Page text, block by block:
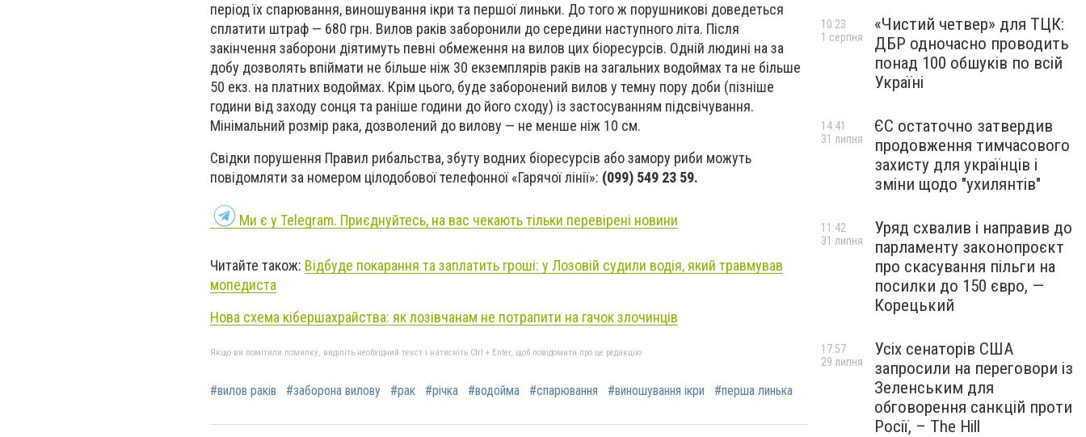
період їх спарювання, виношування ікри та першої линьки. До того ж порушникові доведеться
сплатити штраф — 680 грн. Вилов раків заборонили до середини наступного літа. Після
закінчення заборони діятимуть певні обмеження на вилов цих біоресурсів. Одній людині на за
добу дозволять впіймати не більше ніж 30 екземплярів раків на загальних водоймах та не більше
50 екз. на платних водоймах. Крім цього, буде заборонений вилов у темну пору доби (пізніше
години від заходу сонця та раніше години до його сходу) із застосуванням підсвічування.
Мінімальний розмір рака, дозволений до вилову — не менше ніж 10 см.
Свідки порушення Правил рибальства, збуту водних біоресурсів або замору риби можуть
повідомляти за номером цілодобової телефонної «Гарячої лінії»: (099) 549 23 59.
Ми є у Telegram. Приєднуйтесь, на вас чекають тільки перевірені новини
Читайте також: Відбуде покарання та заплатить гроші: у Лозовій судили водія, який травмував
мопедиста
Нова схема кібершахрайства: як лозівчанам не потрапити на гачок злочинців
Якщо ви помітили помилку, виділіть необхідний текст і натисніть Ctrl + Enter, щоб повідомити про це редакцію
#вилов раків #заборона вилову #рак #річка #водойма #спарювання #виношування ікри #перша линька
«Чистий четвер» для ТЦК:
ДБР одночасно проводить
понад 100 обшуків по всій
Україні
10:23
1 серпня
ЄС остаточно затвердив
продовження тимчасового
захисту для українців і
зміни щодо "ухилянтів"
14:41
31 липня
Уряд схвалив і направив до
парламенту законопроєкт
про скасування пільги на
посилки до 150 євро, —
Корецький
11:42
31 липня
Усіх сенаторів США
запросили на переговори із
Зеленським для
обговорення санкцій проти
Росії, – The Hill
17:57
29 липня